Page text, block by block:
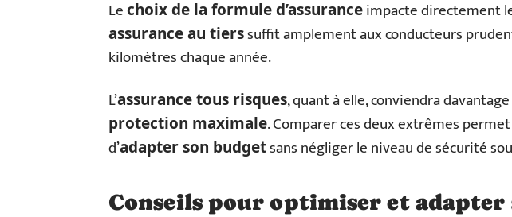
Lechoix de la formule d’assuranceimpacte directement
assurance au tierssuffit amplement aux conducteurs
kilomètres chaque année.
L’assurance tous risques, quant à elle, conviendra
protection maximale. Comparer ces deux extrêmes
d’adapter son budgetsans négliger le niveau de sécurité
Conseils pour optimiser et adapter